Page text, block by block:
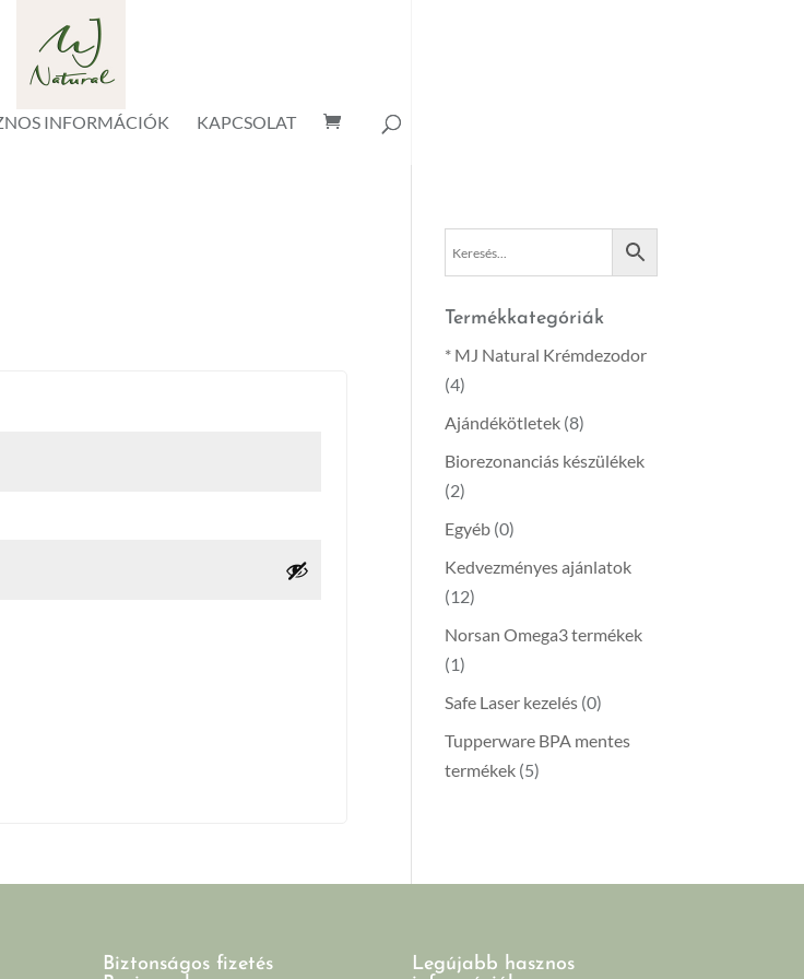
INFORMÁCIÓK KAPCSOLAT
Termékkategóriák
* MJ Natural Krémdezodor
(4)
Ajándékötletek (8)
Biorezonanciás készülékek
(2)
Egyéb (0)
Kedvezményes ajánlatok
(12)
Norsan Omega3 termékek
(1)
Safe Laser kezelés (0)
Tupperware BPA mentes
termékek (5)
Biztonságos fizetés
Legújabb hasznos